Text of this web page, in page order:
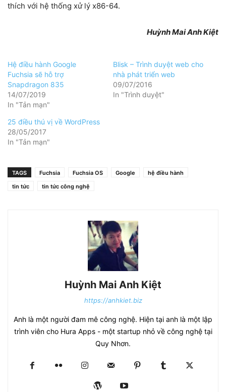
thích với hệ thống xử lý x86-64.
Huỳnh Mai Anh Kiệt
Hệ điều hành Google
Fuchsia sẽ hỗ trợ
Snapdragon 835
14/07/2019
In "Tản mạn"
Blisk – Trình duyệt web cho
nhà phát triển web
09/07/2016
In "Trình duyệt"
25 điều thú vị về WordPress
28/05/2017
In "Tản mạn"
TAGS Fuchsia Fuchsia OS Google
hệ điều hành
tin tức
tin tức công nghệ
Huỳnh Mai Anh Kiệt
https://anhkiet.biz
Anh là một người đam mê công nghệ. Hiện tại anh là một lập
trình viên cho Hura Apps - một startup nhỏ về công nghệ tại
Quy Nhơn.